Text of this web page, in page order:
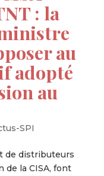
: la
au
adopté
au
SPI
de distributeurs
de la CISA, font